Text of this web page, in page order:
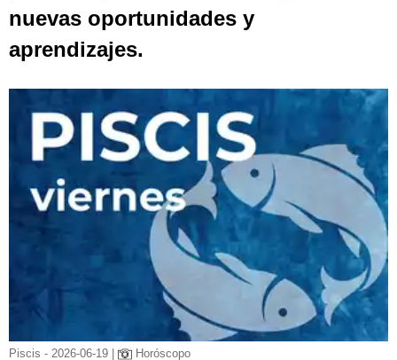
nuevas oportunidades y
aprendizajes.
Piscis - 2026-06-19 | Horóscopo